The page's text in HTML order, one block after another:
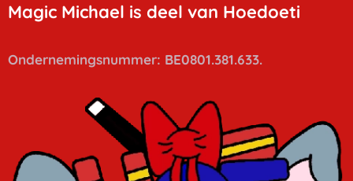
Magic Michael is deel van Hoedoeti
Ondernemingsnummer: BE0801.381.633.